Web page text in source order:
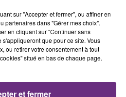
sur "Accepter et fermer", ou affiner en
partenaires dans "Gérer mes choix".
en cliquant sur "Continuer sans
s'appliqueront que pour ce site. Vous
ou retirer votre consentement à tout
situé en bas de chaque page.
et fermer